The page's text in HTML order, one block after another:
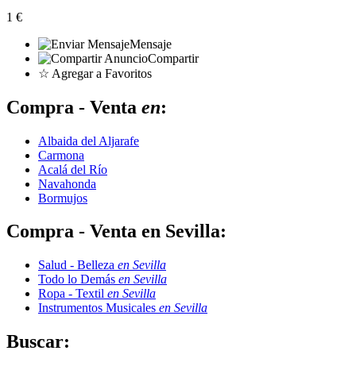
1 €
Mensaje
Compartir
☆ Agregar a Favoritos
Compra - Venta en:
Albaida del Aljarafe
Carmona
Acalá del Río
Navahonda
Bormujos
Compra - Venta en Sevilla:
Salud - Belleza en Sevilla
Todo lo Demás en Sevilla
Ropa - Textil en Sevilla
Instrumentos Musicales en Sevilla
Buscar: